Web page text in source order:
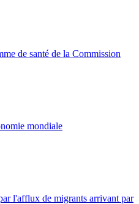
de santé de la Commission
mondiale
l'afflux de migrants arrivant par